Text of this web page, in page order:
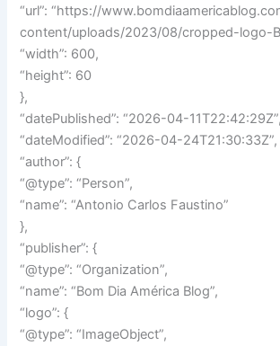
“url”: “https://
content/uploads/2023/08/cropped-logo-
“width”: 600,
“height”: 60
},
“datePublished”: “2026-04-11T22:42:29Z”,
“dateModified”: “2026-04-24T21:30:33Z”,
“author”: {
“@type”: “Person”,
“name”: “Antonio Carlos Faustino”
},
“publisher”: {
“@type”: “Organization”,
“name”: “Bom Dia América Blog”,
“logo”: {
“@type”: “ImageObject”,